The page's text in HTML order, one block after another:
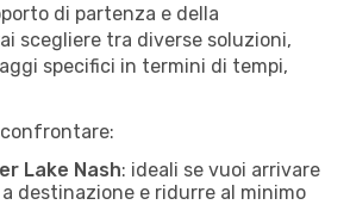
di partenza e della
scegliere tra diverse soluzioni,
specifici in termini di tempi,
Lake Nash: ideali se vuoi arrivare
destinazione e ridurre al minimo